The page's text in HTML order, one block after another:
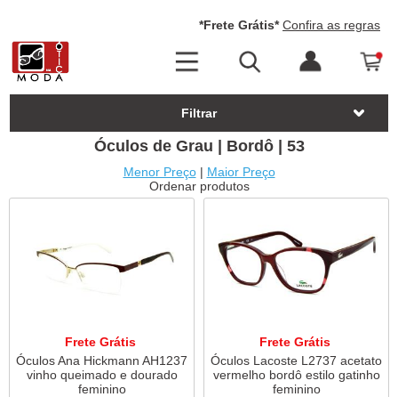
*Frete Grátis* Confira as regras
Filtrar
Óculos de Grau | Bordô | 53
Menor Preço| Maior Preço
Ordenar produtos
Frete Grátis
Óculos Ana Hickmann AH1237
vinho queimado e dourado
feminino
Frete Grátis
Óculos Lacoste L2737 acetato
vermelho bordô estilo gatinho
feminino